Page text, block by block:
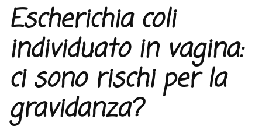
Escherichia coli
individuato in vagina:
ci sono rischi per la
gravidanza?